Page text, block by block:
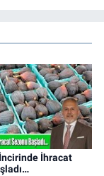
İhracat